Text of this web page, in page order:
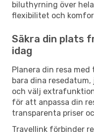
biluthyrning över
flexibilitet och
Säkra din plats
idag
Planera din resa
bara dina
och välj
för att anpassa din
transparenta priser
Travellink förbinder